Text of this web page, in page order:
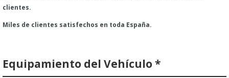
clientes.
Miles de clientes satisfechos en toda España.
Equipamiento del Vehículo *